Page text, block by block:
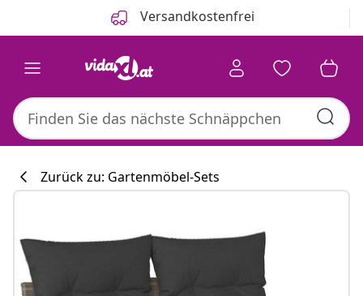
Versandkostenfrei
Zurück zu: Gartenmöbel-Sets